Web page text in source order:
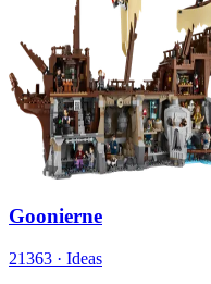
Goonierne
21363 · Ideas